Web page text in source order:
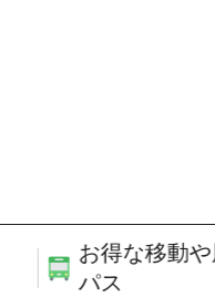
お得な移動
パス